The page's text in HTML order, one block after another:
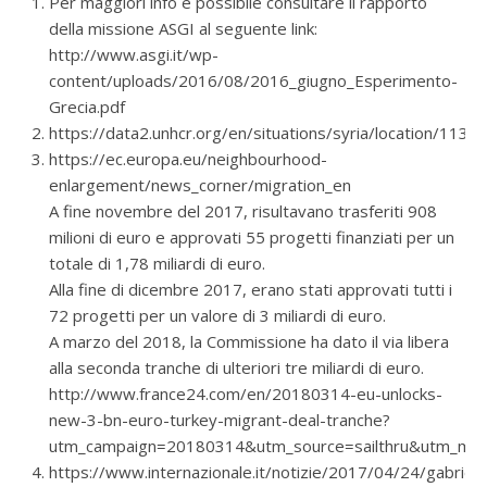
della missione ASGI al seguente link:
http://www.asgi.it/wp-
content/uploads/2016/08/2016_giugno_Esperimento-
Grecia.pdf
https://data2.unhcr.org/en/situations/syria/location/113
https://ec.europa.eu/neighbourhood-
enlargement/news_corner/migration_en
A fine novembre del 2017, risultavano trasferiti 908
milioni di euro e approvati 55 progetti finanziati per un
totale di 1,78 miliardi di euro.
Alla fine di dicembre 2017, erano stati approvati tutti i
72 progetti per un valore di 3 miliardi di euro.
A marzo del 2018, la Commissione ha dato il via libera
alla seconda tranche di ulteriori tre miliardi di euro.
http://www.france24.com/en/20180314-eu-unlocks-
new-3-bn-euro-turkey-migrant-deal-tranche?
https://www.internazionale.it/notizie/2017/04/24/